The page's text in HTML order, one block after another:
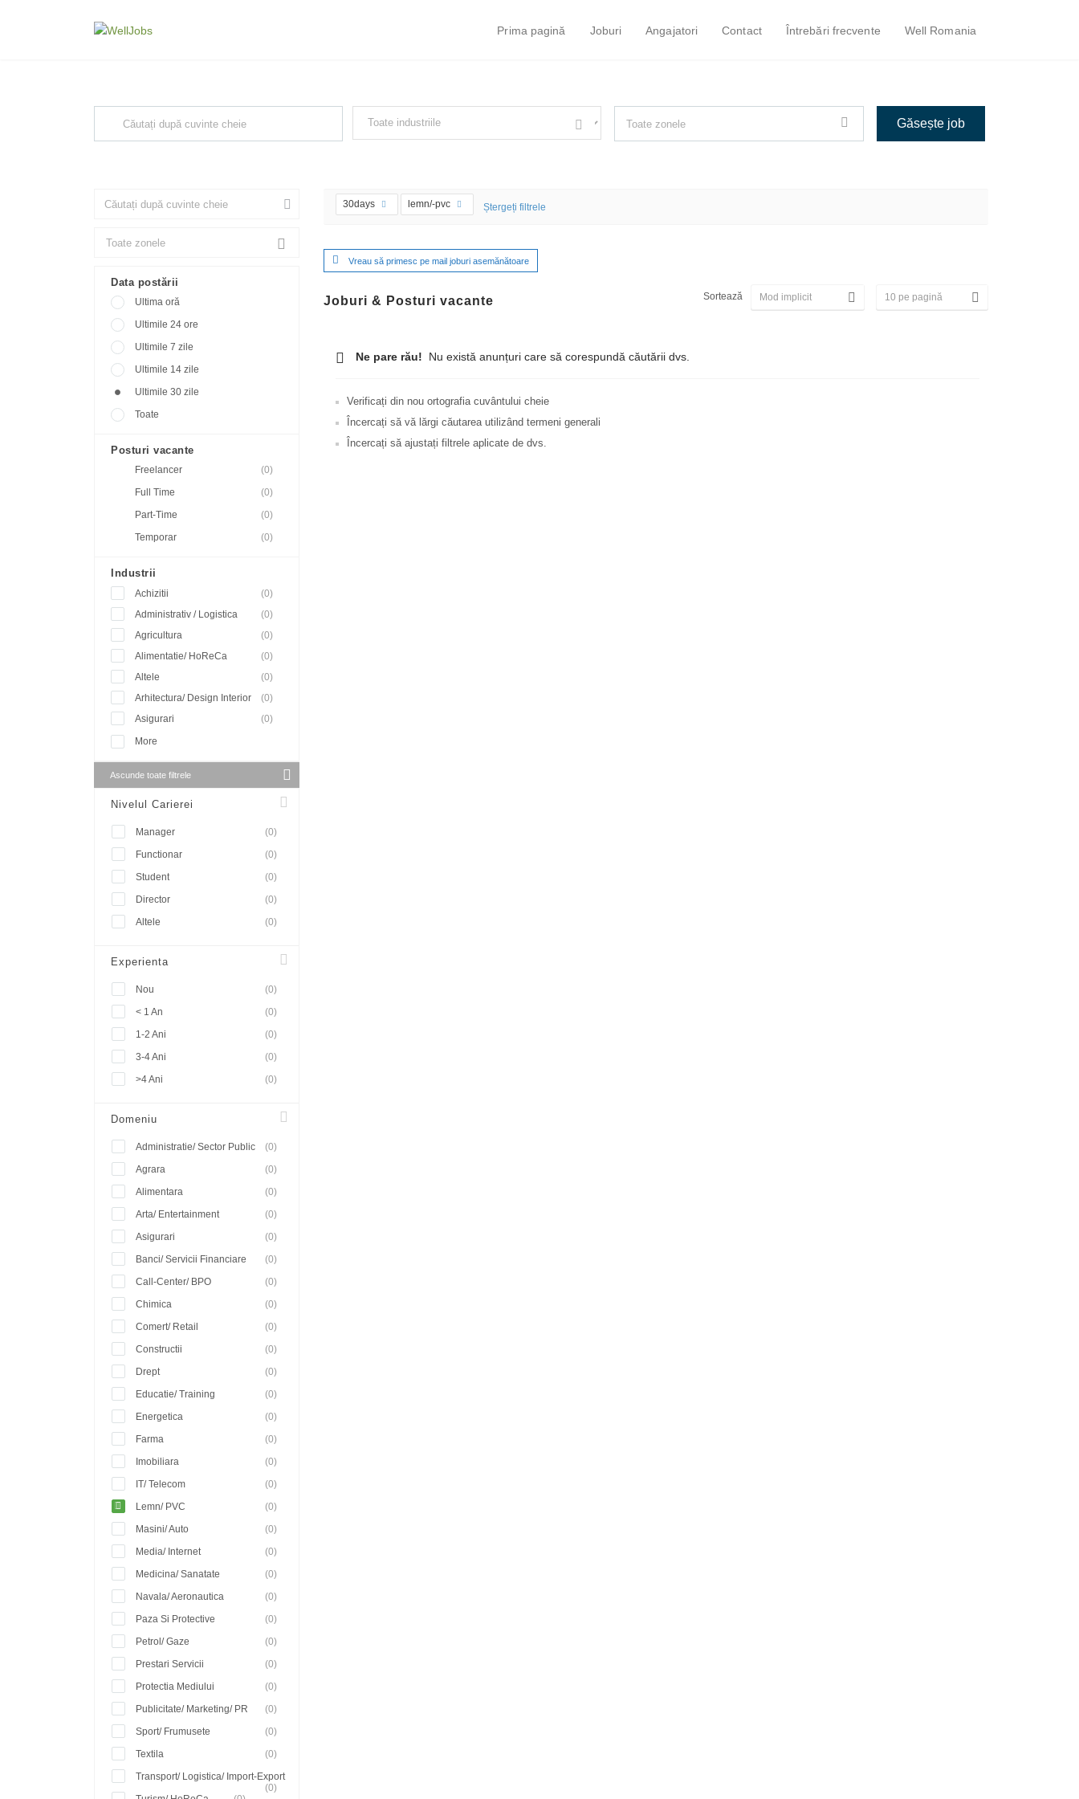
Prima pagină Joburi Angajatori Contact Întrebări frecvente Well Romania
Data postării
Ultima oră
Ultimile 24 ore
Ultimile 7 zile
Ultimile 14 zile
Ultimile 30 zile
Toate
Posturi vacante
Freelancer
(0)
Full Time
(0)
Part-Time
(0)
Temporar
(0)
Industrii
Achizitii
(0)
Administrativ / Logistica
(0)
Agricultura
(0)
Alimentatie/ HoReCa
(0)
Altele
(0)
Arhitectura/ Design Interior
(0)
Asigurari
(0)
More
Ascunde toate filtrele
Nivelul Carierei
Manager
(0)
Functionar
(0)
Student
(0)
Director
(0)
Altele
(0)
Experienta
Nou
(0)
< 1 An
(0)
1-2 Ani
(0)
3-4 Ani
(0)
>4 Ani
(0)
Domeniu
Administratie/ Sector Public
(0)
Agrara
(0)
Alimentara
(0)
Arta/ Entertainment
(0)
Asigurari
(0)
Banci/ Servicii Financiare
(0)
Call-Center/ BPO
(0)
Chimica
(0)
Comert/ Retail
(0)
Constructii
(0)
Drept
(0)
Educatie/ Training
(0)
Energetica
(0)
Farma
(0)
Imobiliara
(0)
IT/ Telecom
(0)
Lemn/ PVC
(0)
Masini/ Auto
(0)
Media/ Internet
(0)
Medicina/ Sanatate
(0)
Navala/ Aeronautica
(0)
Paza Si Protective
(0)
Petrol/ Gaze
(0)
Prestari Servicii
(0)
Protectia Mediului
(0)
Publicitate/ Marketing/ PR
(0)
Sport/ Frumusete
(0)
Textila
(0)
Transport/ Logistica/ Import-Export
(0)
30days lemn/-pvc Ștergeți filtrele
Vreau să primesc pe mail joburi asemănătoare
Joburi & Posturi vacante Sortează
Ne pare rău! Nu există anunțuri care să corespundă căutării dvs.
Verificați din nou ortografia cuvântului cheie
Încercați să vă lărgi căutarea utilizând termeni generali
Încercați să ajustați filtrele aplicate de dvs.